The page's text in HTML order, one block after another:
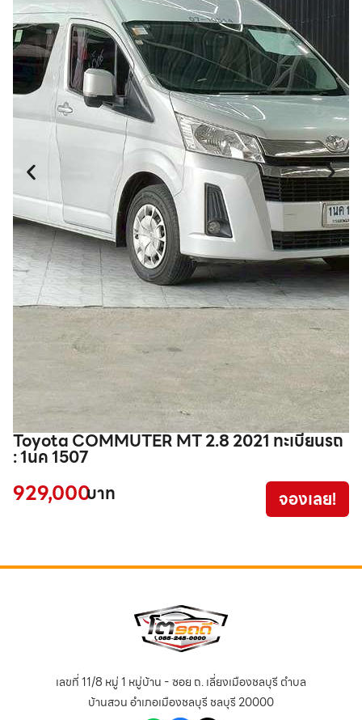
Toyota COMMUTER MT 2.8 2021 ทะเบียนรถ
: 1นค 1507
929,000บาท จองเลย!
เลขที่ 11/8 หมู่ 1 หมู่บ้าน - ซอย ถ. เลี่ยงเมืองชลบุรี ตำบล
บ้านสวน อำเภอเมืองชลบุรี ชลบุรี 20000